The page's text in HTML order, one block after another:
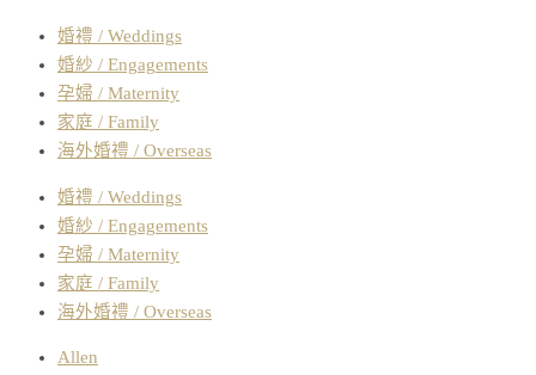
婚禮 / Weddings
婚紗 / Engagements
孕婦 / Maternity
家庭 / Family
海外婚禮 / Overseas
婚禮 / Weddings
婚紗 / Engagements
孕婦 / Maternity
家庭 / Family
海外婚禮 / Overseas
Allen